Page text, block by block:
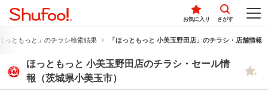
お気に入り さがす
っともっと」のチラシ検索結果 「ほっともっと 小美玉野田店」のチラシ・店舗情報
ほっともっと 小美玉野田店のチラシ・セール情
報（茨城県小美玉市）